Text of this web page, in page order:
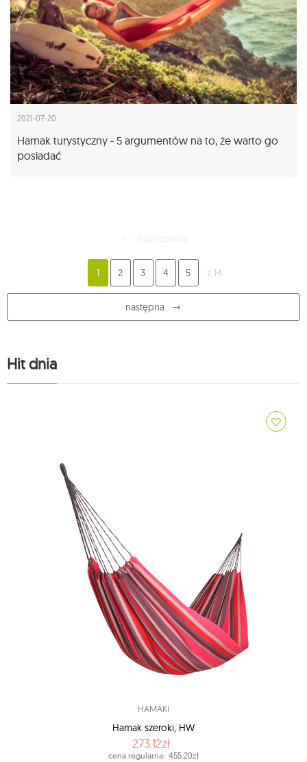
2021-07-20
Hamak turystyczny - 5 argumentów na to, że warto go
posiadać
1 2 3 4 5 z 14
następna
Hit dnia
HAMAKI
Hamak szeroki, HW
273.12zł
cena regularna: 455.20zł